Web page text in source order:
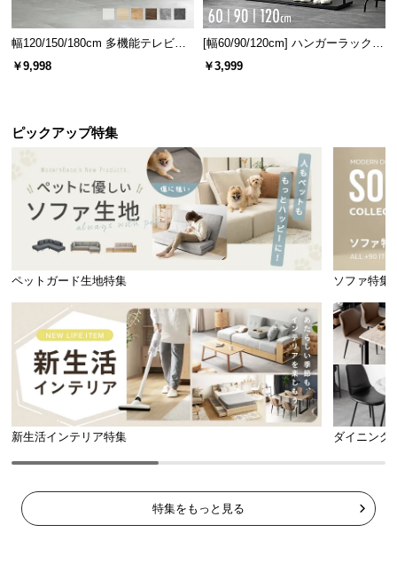
幅120/150/180cm 多機能テレビボ
ード 木目/石目調 オープン収納・
引き出し収納付き
￥9,998
[幅60/90/120cm] ハンガーラック
スチール 4段階高さ調節 サイドフ
ック オープンラック シンプル
￥3,999
ピックアップ特集
ペットガード生地特集 ソファ特集
新生活インテリア特集 ダイニング
特集をもっと見る